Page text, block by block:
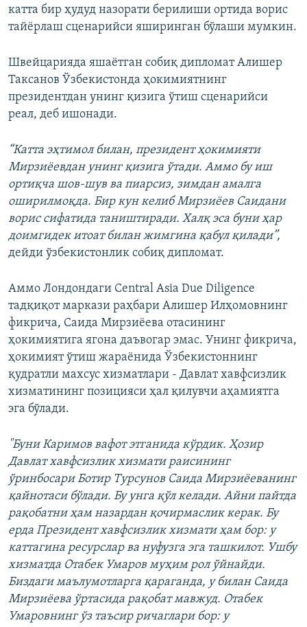
катта бир ҳудуд назорати берилиши ортида ворис
тайёрлаш сценарийси яширинган бўлаши мумкин.
Швейцарияда яшаётган собиқ дипломат Алишер
Таксанов Ўзбекистонда ҳокимиятнинг
президентдан унинг қизига ўтиш сценарийси
реал, деб ишонади.
“Катта эҳтимол билан, президент ҳокимияти
Мирзиёевдан унинг қизига ўтади. Аммо бу иш
ортиқча шов-шув ва пиарсиз, зимдан амалга
оширилмоқда. Бир кун келиб Мирзиёев Саидани
ворис сифатида таништиради. Халқ эса буни ҳар
доимгидек итоат билан жимгина қабул қилади”,
дейди ўзбекистонлик собиқ дипломат.
Аммо Лондондаги Central Asia Due Diligence
тадқиқот маркази раҳбари Алишер Илҳомовнинг
фикрича, Саида Мирзиёева отасининг
ҳокимиятига ягона даъвогар эмас. Унинг фикрича,
ҳокимият ўтиш жараёнида Ўзбекистоннинг
қудратли махсус хизматлари - Давлат хавфсизлик
хизматининг позицияси ҳал қилувчи аҳамиятга
эга бўлади.
"Буни Каримов вафот этганида кўрдик. Ҳозир
Давлат хавфсизлик хизмати раисининг
ўринбосари Ботир Турсунов Саида Мирзиёеванинг
қайнотаси бўлади. Бу унга қўл келади. Айни пайтда
рақобатни ҳам назардан қочирмаслик керак. Бу
ерда Президент хавфсизлик хизмати ҳам бор: у
каттагина ресурслар ва нуфузга эга ташкилот. Ушбу
хизматда Отабек Умаров муҳим рол ўйнайди.
Биздаги маълумотларга қараганда, у билан Саида
Мирзиёева ўртасида рақобат мавжуд. Отабек
Умаровнинг ўз таъсир ричаглари бор: у